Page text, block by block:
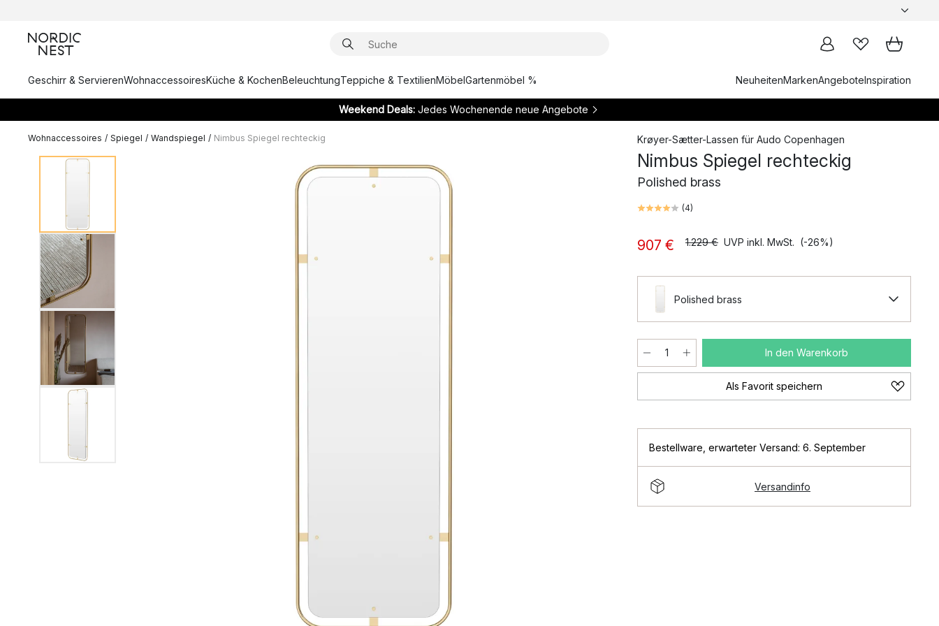
Geschirr & ServierenWohnaccessoiresKüche & KochenBeleuchtungTeppiche & TextilienMöbelGartenmöbel % NeuheitenMarkenAngeboteInspiration
Weekend Deals:Jedes Wochenende neue Angebote
Wohnaccessoires / Spiegel / Wandspiegel / Nimbus Spiegel rechteckig Krøyer-Sætter-Lassen für Audo Copenhagen
Nimbus Spiegel rechteckig
Polished brass
(4)
907 € 1.229 € UVP inkl. MwSt. (-26%)
Polished brass
In den Warenkorb
Als Favorit speichern
Bestellware erwarteter Versand: 6. September
Versandinfo